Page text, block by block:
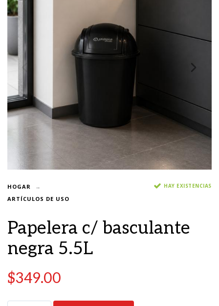
HOGAR
ARTÍCULOS DE USO
HAY EXISTENCIAS
Papelera c/ basculante
negra 5.5L
$349.00